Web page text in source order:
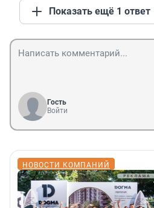
Показать ещё 1 ответ
Гость
Войти
НОВОСТИ КОМПАНИЙ